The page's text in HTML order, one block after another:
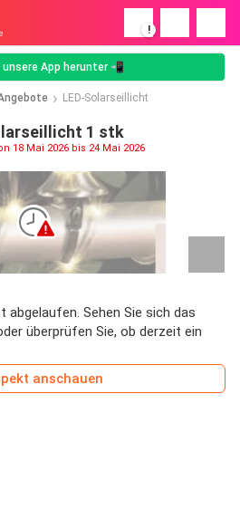
!
unsere App herunter 📲
LED-Solarseillicht
1 stk
18 Mai 2026 bis 24 Mai 2026
abgelaufen. Sehen Sie sich das
überprüfen Sie, ob derzeit ein
anschauen